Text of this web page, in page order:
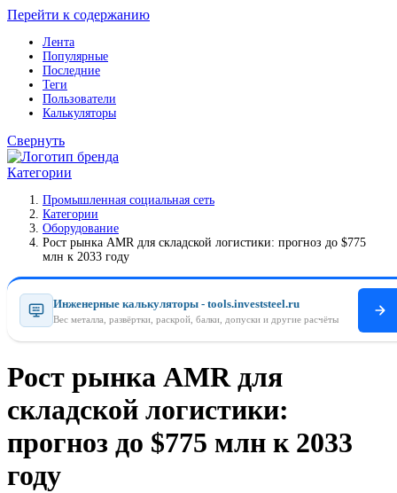
Перейти к содержанию
Лента
Популярные
Последние
Теги
Пользователи
Калькуляторы
Свернуть
Категории
Промышленная социальная сеть
Категории
Оборудование
Рост рынка AMR для складской логистики: прогноз до $775
млн к 2033 году
Инженерные калькуляторы - tools.investsteel.ru
Вес металла, развёртки, раскрой, балки, допуски и другие расчёты
Рост рынка AMR для
складской логистики:
прогноз до $775 млн к 2033
году